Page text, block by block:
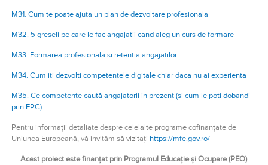
M31. Cum te poate ajuta un plan de dezvoltare profesionala
M32. 5 greseli pe care le fac angajatii cand aleg un curs de formare
M33. Formarea profesionala si retentia angajatilor
M34. Cum iti dezvolti competentele digitale chiar daca nu ai experienta
M35. Ce competente caută angajatorii in prezent (si cum le poti dobandi
prin FPC)
Pentru informații detaliate despre celelalte programe cofinanțate de
Uniunea Europeană, vă invităm să vizitați https://mfe.gov.ro/
Acest proiect este finanțat prin Programul Educație și Ocupare (PEO)